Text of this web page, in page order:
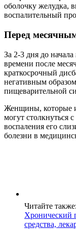
оболочку желудка,
воспалительный
Перед
За 2-3 дня до
времени после
краткосрочный
негативным
пищеварительной
Женщины, которые
могут столкнуться
воспаления его
болезни в
Читайте также:
Хронический
средства,